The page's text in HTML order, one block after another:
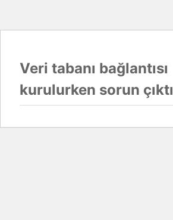
Veri tabanı bağlantısı
kurulurken sorun çıktı